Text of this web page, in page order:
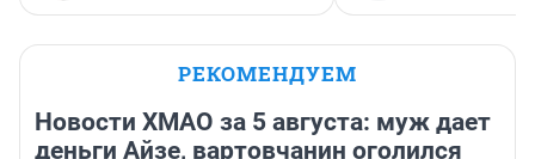
РЕКОМЕНДУЕМ
Новости ХМАО за 5 августа: муж дает
деньги Айзе, вартовчанин оголился